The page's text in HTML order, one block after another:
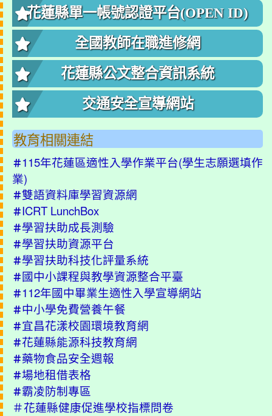
花蓮縣單一帳號認證平台(OPEN ID)
全國教師在職進修網
花蓮縣公文整合資訊系統
交通安全宣導網站
教育相關連結
＃115年花蓮區適性入學作業平台(學生志願選填作
業)
＃雙語資料庫學習資源網
＃ICRT LunchBox
＃學習扶助成長測驗
＃學習扶助資源平台
＃學習扶助科技化評量系統
＃國中小課程與教學資源整合平臺
＃112年國中畢業生適性入學宣導網站
＃中小學免費營養午餐
＃宜昌花漾校園環境教育網
＃花蓮縣能源科技教育網
＃藥物食品安全週報
＃場地租借表格
＃霸凌防制專區
＃花蓮縣健康促進學校指標問卷